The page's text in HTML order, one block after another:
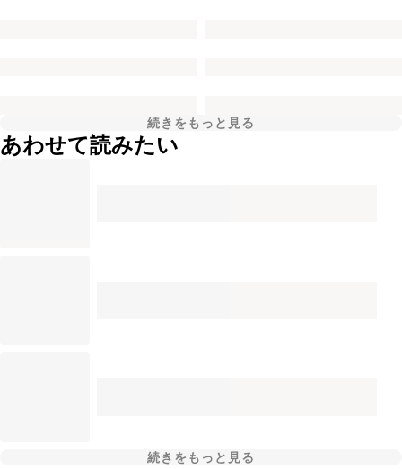
続きをもっと見る
あわせて読みたい
続きをもっと見る